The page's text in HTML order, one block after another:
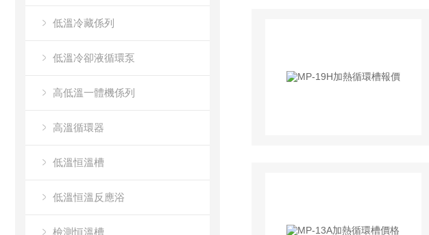
低溫冷藏係列
低溫冷卻液循環泵
高低溫一體機係列
高溫循環器
低溫恒溫槽
低溫恒溫反應浴
檢測恒溫槽